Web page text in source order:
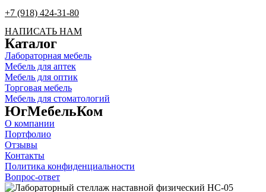
+7 (918) 424-31-80
НАПИСАТЬ НАМ
Каталог
Лабораторная мебель
Мебель для аптек
Мебель для оптик
Торговая мебель
Мебель для стоматологий
ЮгМебельКом
О компании
Портфолио
Отзывы
Контакты
Политика конфиденциальности
Вопрос-ответ